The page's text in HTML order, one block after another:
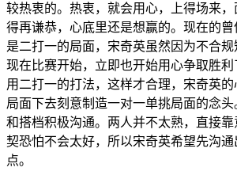
较热衷的。热衷，就会用心，上得场来
得再谦恭，心底里还是想赢的。现在的
是二打一的局面，宋奇英虽然因为不合
现在比赛开始，立即也开始用心争取胜
用二打一的打法，这样才合理，宋奇英
局面下去刻意制造一对一单挑局面的念
和搭档积极沟通。两人并不太熟，直接
契恐怕不会太好，所以宋奇英希望先沟
点。